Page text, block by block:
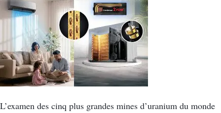
L’examen des cinq plus grandes mines d’uranium du monde